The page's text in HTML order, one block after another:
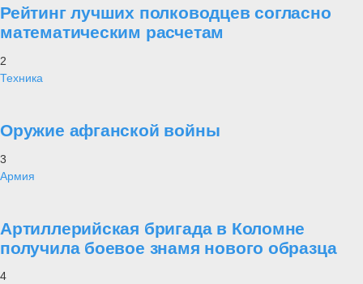
Рейтинг лучших полководцев согласно
математическим расчетам
2
Техника
Оружие афганской войны
3
Армия
Артиллерийская бригада в Коломне
получила боевое знамя нового образца
4